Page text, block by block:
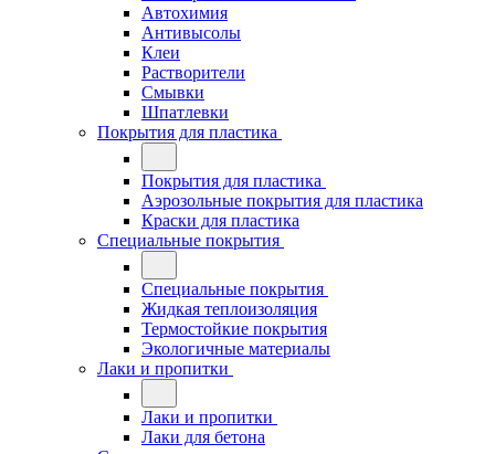
Автохимия
Антивысолы
Клеи
Растворители
Смывки
Шпатлевки
Покрытия для пластика
Покрытия для пластика
Аэрозольные покрытия для пластика
Краски для пластика
Специальные покрытия
Специальные покрытия
Жидкая теплоизоляция
Термостойкие покрытия
Экологичные материалы
Лаки и пропитки
Лаки и пропитки
Лаки для бетона